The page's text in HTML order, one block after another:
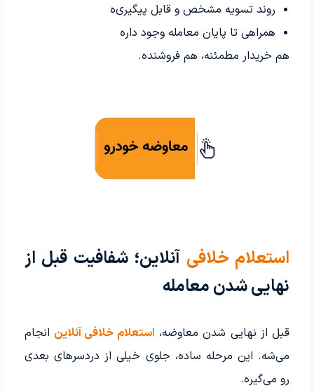
روند تسویه مشخص و قابل پیگیری‌ه
همراهی تا پایان معامله وجود داره
هم خریدار مطمئنه، هم فروشنده.
استعلام خلافی آنلاین؛ شفافیت قبل از
نهایی شدن معامله
قبل از نهایی شدن معاوضه، استعلام خلافی آنلاین انجام
می‌شه. این مرحله ساده، جلوی خیلی از دردسرهای بعدی
رو می‌گیره.